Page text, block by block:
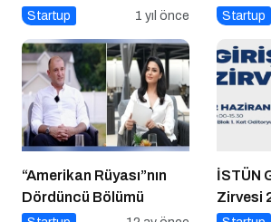
Startup 1 yıl önce
Growht
Startup
“Amerikan Rüyası”nın
Dördüncü Bölümü
İSTÜN
Zirvesi
Sayım